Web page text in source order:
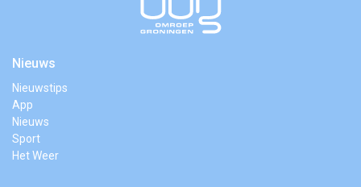
Nieuws
Nieuwstips
App
Nieuws
Sport
Het Weer